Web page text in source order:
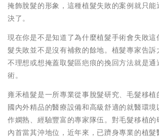
掩飾脫髮的形象，這種植髮失敗的案例就只
決了。
現在你是不是知道了為什麼植髮手術會失敗
髮失敗並不是沒有補救的餘地。植髮專家告訴
不理想或想掩蓋取髮區疤痕的挽回方法就是
術。
雍禾植髮是一所專業從事脫髮研究、毛髮移
國內外精品的醫療設備和高級舒適的就醫環
作嫻熟、經驗豐富的專家隊伍。對毛髮移植的
內首當其沖地位，近年來，已躋身專業的植髮